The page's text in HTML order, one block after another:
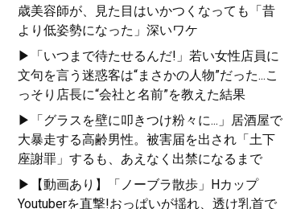
歳美容師が、見た目はいかつくなっても「昔
より低姿勢になった」深いワケ
▶「いつまで待たせるんだ!」若い女性店員に
文句を言う迷惑客は“まさかの人物”だった...こ
っそり店長に“会社と名前”を教えた結果
▶「グラスを壁に叩きつけ粉々に...」居酒屋で
大暴走する高齢男性。被害届を出され「土下
座謝罪」するも、あえなく出禁になるまで
▶【動画あり】「ノーブラ散歩」Hカップ
Youtuberを直撃!おっぱいが揺れ、透け乳首で